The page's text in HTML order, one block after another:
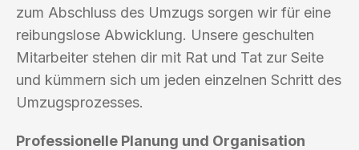
zum Abschluss des Umzugs sorgen wir für eine
reibungslose Abwicklung. Unsere geschulten
Mitarbeiter stehen dir mit Rat und Tat zur Seite
und kümmern sich um jeden einzelnen Schritt des
Umzugsprozesses.
Professionelle Planung und Organisation